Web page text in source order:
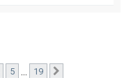
5 19